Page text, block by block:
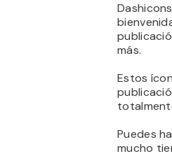
más.
Estos
Puedes
mucho